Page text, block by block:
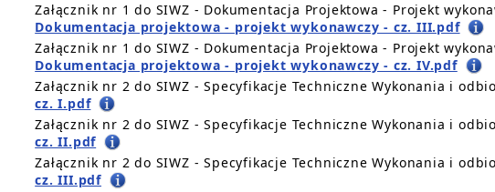
Załącznik nr 1 do SIWZ - Dokumentacja Projektowa - Projekt
Dokumentacja projektowa - projekt wykonawczy - cz. III.pdf
Załącznik nr 1 do SIWZ - Dokumentacja Projektowa - Projekt
Dokumentacja projektowa - projekt wykonawczy - cz. IV.pdf
Załącznik nr 2 do SIWZ - Specyfikacje Techniczne Wykonania i
cz. I.pdf
Załącznik nr 2 do SIWZ - Specyfikacje Techniczne Wykonania i
cz. II.pdf
Załącznik nr 2 do SIWZ - Specyfikacje Techniczne Wykonania i
cz. III.pdf